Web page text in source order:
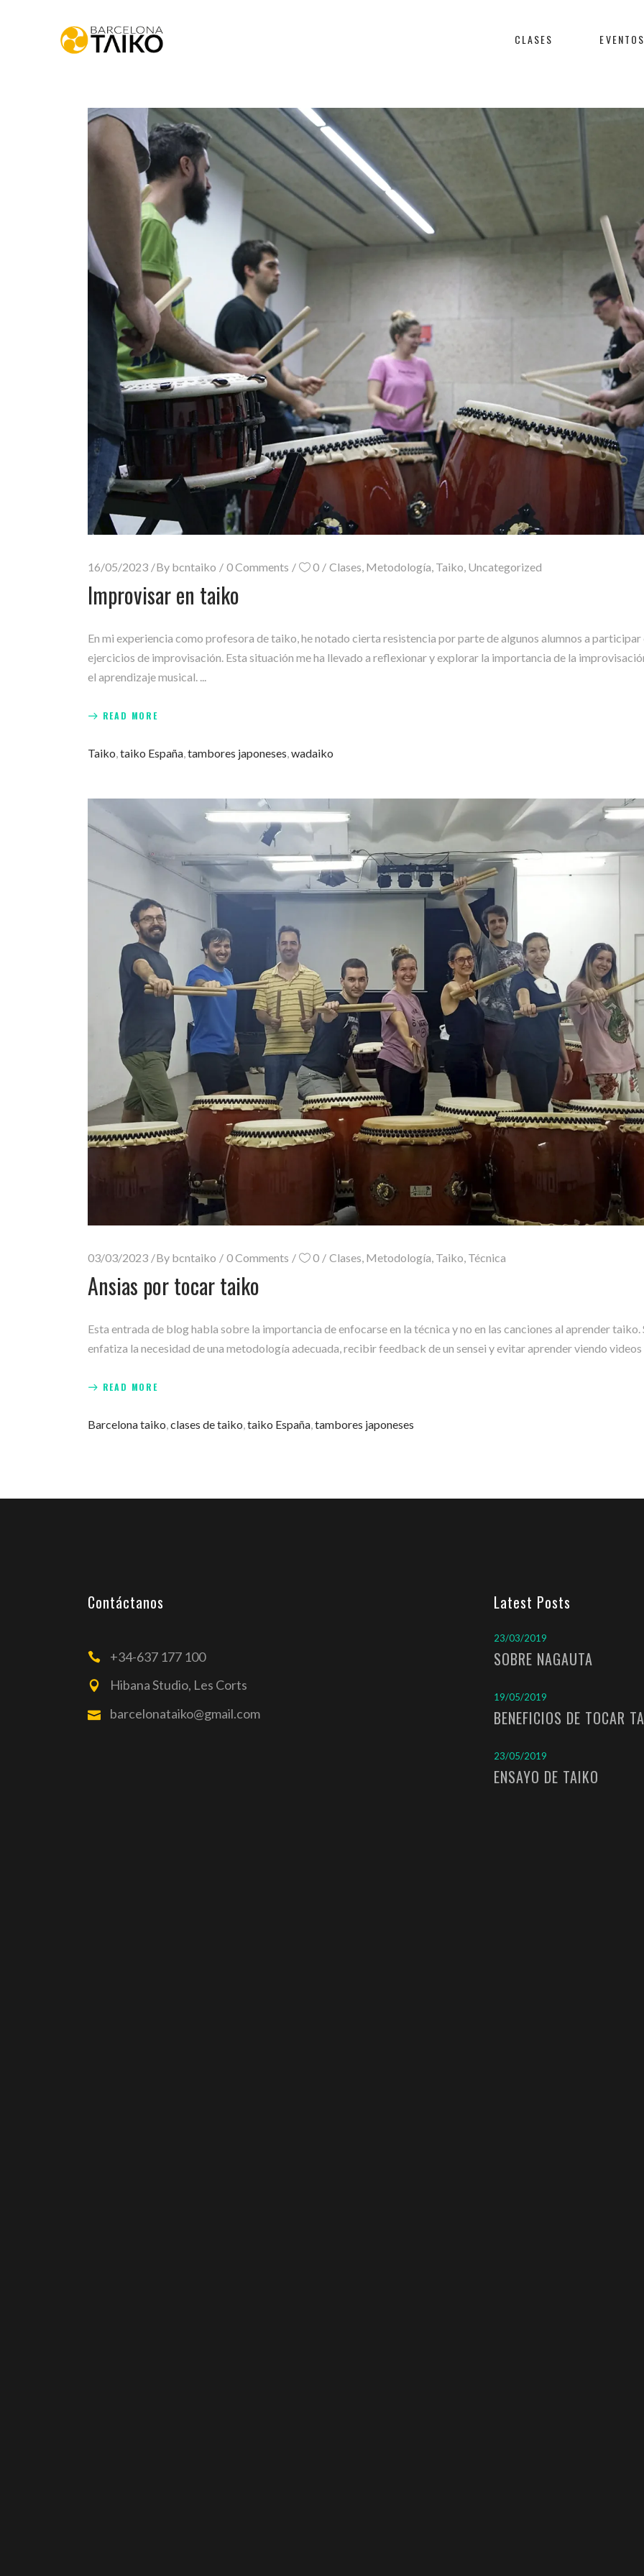
CLASES
16/05/2023 By bcntaiko 0 Comments 0 Clases Metodología Taiko Uncategorized
Improvisar en taiko
En mi experiencia como profesora de taiko, he notado cierta resistencia por parte de algunos alumnos a participar
ejercicios de improvisación. Esta situación me ha llevado a reflexionar y explorar la importancia de la
el aprendizaje musical.
READ MORE
Taiko,taiko España,tambores japoneses,wadaiko
03/03/2023 By bcntaiko 0 Comments 0 Clases, Metodología, Taiko, Técnica
Ansias por tocar taiko
Esta entrada de blog habla sobre la importancia de enfocarse en la técnica y no en las canciones al aprender taiko.
enfatiza la necesidad de una metodología adecuada, recibir feedback de un sensei y evitar aprender viendo
READ MORE
Barcelona taiko,clases de taiko,taiko España,tambores japoneses
Contáctanos
+34-637 177 100
Hibana Studio, Les Corts
barcelonataiko@gmail.com
Latest Posts
23/03/2019
SOBRE NAGAUTA
19/05/2019
BENEFICIOS DE TOCAR
23/05/2019
ENSAYO DE TAIKO